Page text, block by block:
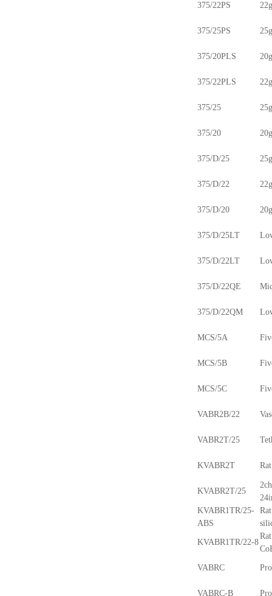
375/22PS
375/25PS
375/20PLS
375/22PLS
375/25
375/20
375/D/25
375/D/22
375/D/20
375/D/25LT
375/D/22LT
375/D/22QE
375/D/22QM
MCS/5A
MCS/5B
MCS/5C
VABR2B/22
VABR2T/25
KVABR2T
KVABR2T/25
KVABR1TR/25-
ABS
KVABR1TR/22-8
VABRC
VABRC-B